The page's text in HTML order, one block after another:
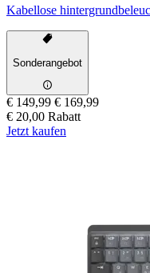
Kabellose
Sonderangebot
€ 149,99 € 169,99
€ 20,00 Rabatt
Jetzt kaufen